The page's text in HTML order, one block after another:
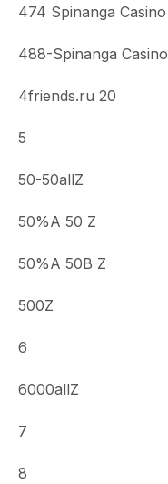
474 Spinanga Casino
488-Spinanga Casino
4friends.ru 20
5
50-50allZ
50%A 50 Z
50%A 50B Z
500Z
6
6000allZ
7
8